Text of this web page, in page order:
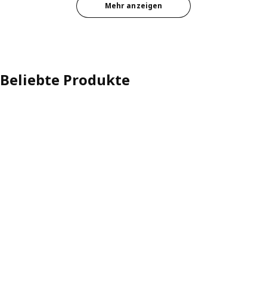
Mehr anzeigen
Beliebte Produkte